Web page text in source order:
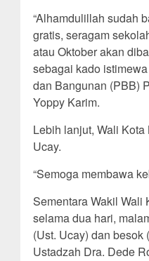
“Alhamdulillah sudah
gratis, seragam
atau Oktober akan
sebagai kado
dan Bangunan (PBB)
Yoppy Karim.
Lebih lanjut, Wali
Ucay.
“Semoga membawa
Sementara Wakil Wali
selama dua hari,
(Ust. Ucay) dan besok
Ustadzah Dra. Dede